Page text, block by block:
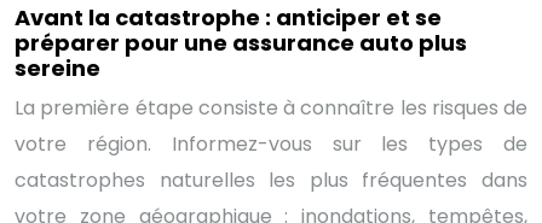
Avant la catastrophe : anticiper et se
préparer pour une assurance auto plus
sereine
La première étape consiste à connaître les risques de
votre région. Informez-vous sur les types de
catastrophes naturelles les plus fréquentes dans
votre zone géographique : inondations, tempêtes,